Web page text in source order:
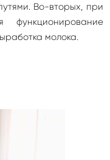
Во-вторых, при
функционирование
молока.